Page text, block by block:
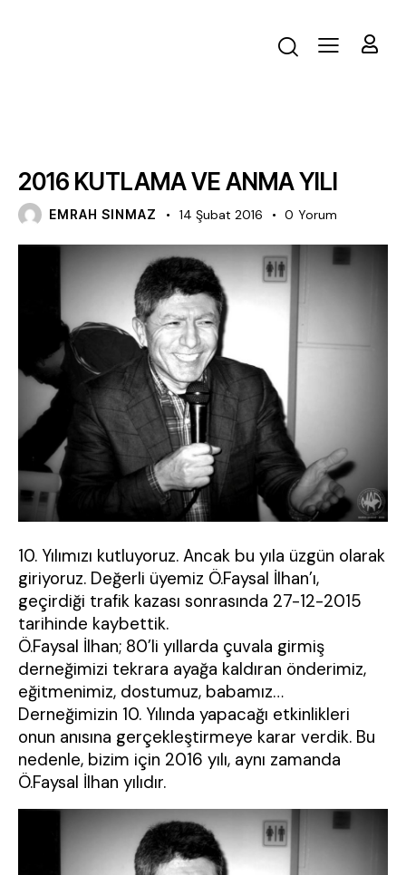
2016 KUTLAMA VE ANMA YILI
EMRAH SINMAZ 14 Şubat 2016 0 Yorum
10. Yılımızı kutluyoruz. Ancak bu yıla üzgün olarak
giriyoruz. Değerli üyemiz Ö.Faysal İlhan’ı,
geçirdiği trafik kazası sonrasında 27-12-2015
tarihinde kaybettik.
Ö.Faysal İlhan; 80’li yıllarda çuvala girmiş
derneğimizi tekrara ayağa kaldıran önderimiz,
eğitmenimiz, dostumuz, babamız…
Derneğimizin 10. Yılında yapacağı etkinlikleri
onun anısına gerçekleştirmeye karar verdik. Bu
nedenle, bizim için 2016 yılı, aynı zamanda
Ö.Faysal İlhan yılıdır.